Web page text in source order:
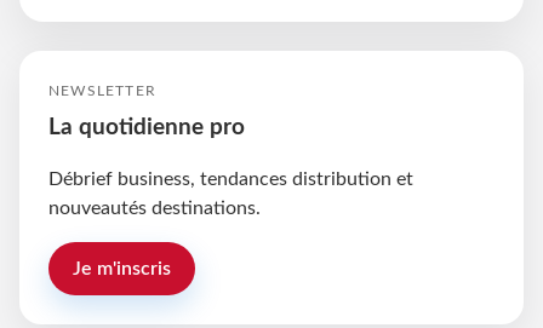
NEWSLETTER
La quotidienne pro
Débrief business, tendances distribution et
nouveautés destinations.
Je m'inscris